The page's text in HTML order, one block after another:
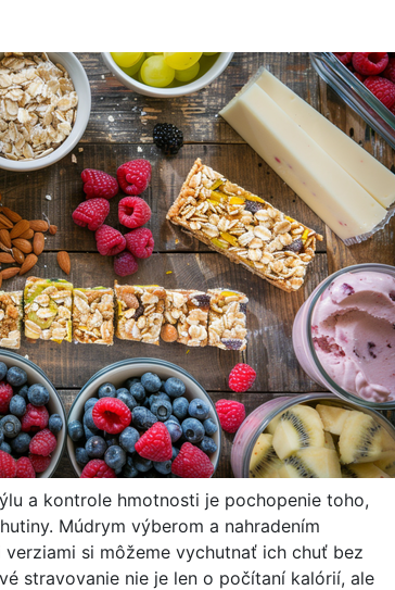
a kontrole hmotnosti je pochopenie toho,
Múdrym výberom a nahradením
si môžeme vychutnať ich chuť bez
stravovanie nie je len o počítaní kalórií, ale